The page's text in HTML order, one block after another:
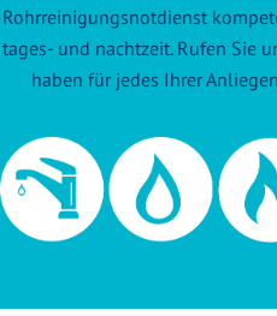
Rohrreinigungsnotdienst
tages- und nachtzeit. Rufen Sie
haben für jedes Ihrer